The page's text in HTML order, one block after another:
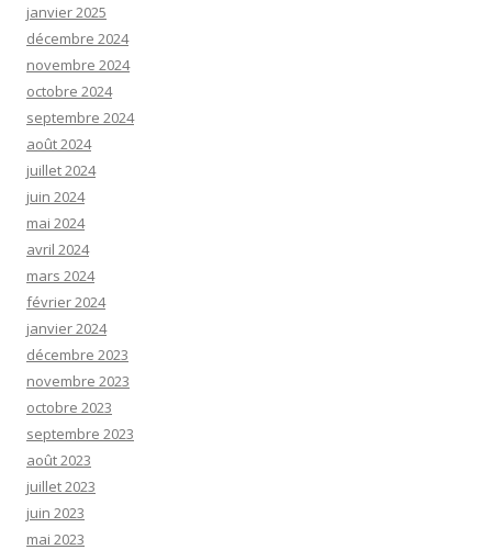
janvier 2025
décembre 2024
novembre 2024
octobre 2024
septembre 2024
août 2024
juillet 2024
juin 2024
mai 2024
avril 2024
mars 2024
février 2024
janvier 2024
décembre 2023
novembre 2023
octobre 2023
septembre 2023
août 2023
juillet 2023
juin 2023
mai 2023